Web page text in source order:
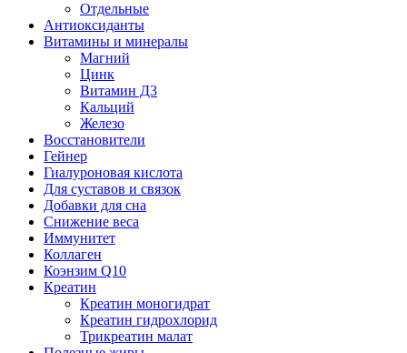
Отдельные
Антиоксиданты
Витамины и минералы
Магний
Цинк
Витамин Д3
Кальций
Железо
Восстановители
Гейнер
Гиалуроновая кислота
Для суставов и связок
Добавки для сна
Снижение веса
Иммунитет
Коллаген
Коэнзим Q10
Креатин
Креатин моногидрат
Креатин гидрохлорид
Трикреатин малат